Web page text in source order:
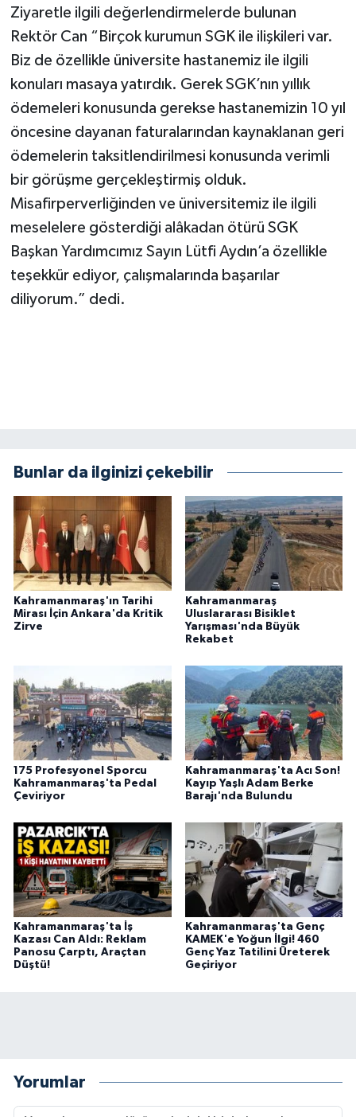
Ziyaretle ilgili değerlendirmelerde bulunan
Rektör Can “Birçok kurumun SGK ile ilişkileri var.
Biz de özellikle üniversite hastanemiz ile ilgili
konuları masaya yatırdık. Gerek SGK’nın yıllık
ödemeleri konusunda gerekse hastanemizin 10 yıl
öncesine dayanan faturalarından kaynaklanan geri
ödemelerin taksitlendirilmesi konusunda verimli
bir görüşme gerçekleştirmiş olduk.
Misafirperverliğinden ve üniversitemiz ile ilgili
meselelere gösterdiği alâkadan ötürü SGK
Başkan Yardımcımız Sayın Lütfi Aydın’a özellikle
teşekkür ediyor, çalışmalarında başarılar
diliyorum.” dedi.
Bunlar da ilginizi çekebilir
Kahramanmaraş'ın Tarihi
Mirası İçin Ankara'da Kritik
Zirve
Kahramanmaraş
Uluslararası Bisiklet
Yarışması'nda Büyük
Rekabet
175 Profesyonel Sporcu
Kahramanmaraş'ta Pedal
Çeviriyor
Kahramanmaraş'ta Acı Son!
Kayıp Yaşlı Adam Berke
Barajı'nda Bulundu
Kahramanmaraş'ta İş
Kazası Can Aldı: Reklam
Panosu Çarptı, Araçtan
Düştü!
Kahramanmaraş'ta Genç
KAMEK'e Yoğun İlgi! 460
Genç Yaz Tatilini Üreterek
Geçiriyor
Yorumlar
BİLİM TEKNOLOJİ
ASAYİŞ
SEÇİM 2015
ÇEVRE
BİLİM VE TEKNOLOJİ
TANITIM
HABERDE İNSAN